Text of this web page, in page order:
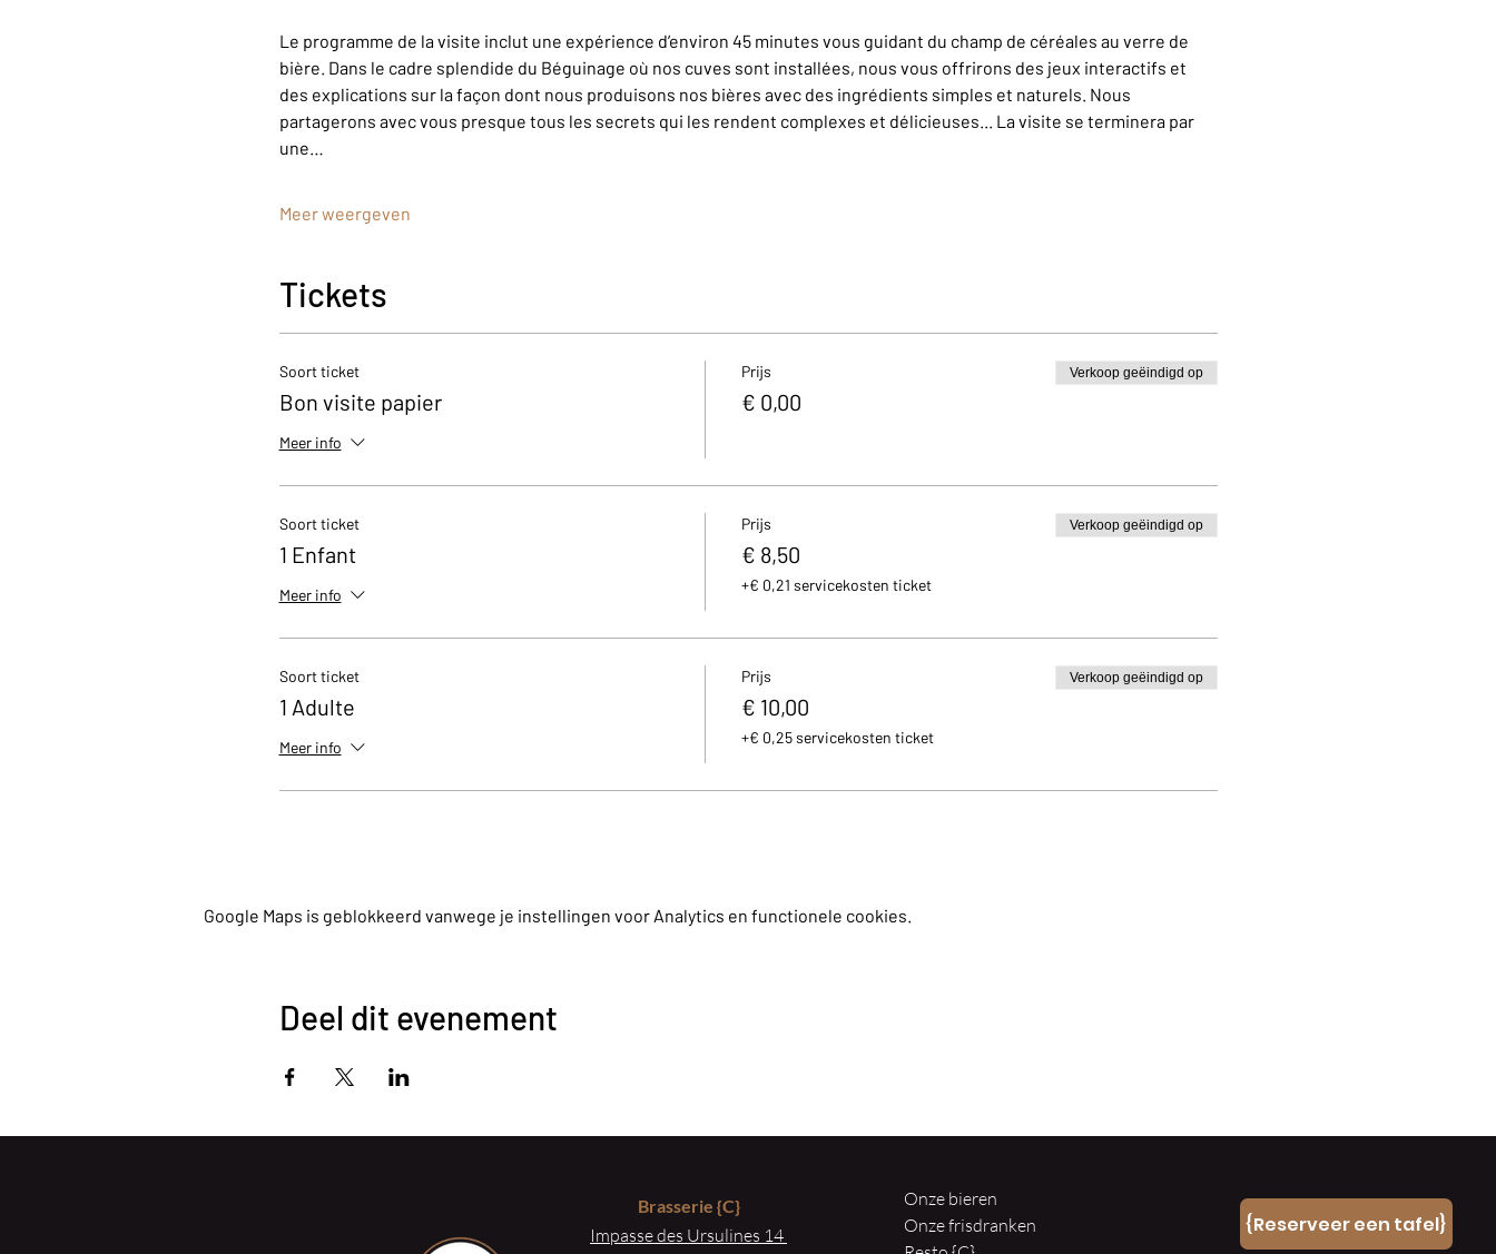
Le programme de la visite inclut une expérience d’environ 45 minutes vous guidant du champ de céréales au verre de
bière. Dans le cadre splendide du Béguinage où nos cuves sont installées, nous vous offrirons des jeux interactifs et
des explications sur la façon dont nous produisons nos bières avec des ingrédients simples et naturels. Nous
partagerons avec vous presque tous les secrets qui les rendent complexes et délicieuses... La visite se terminera par
une…
Meer weergeven
Tickets
Soort ticket
Bon visite papier
Meer info
Prijs
€ 0,00
Verkoop geëindigd op
Soort ticket
1 Enfant
Meer info
Prijs
€ 8,50
+€ 0,21 servicekosten ticket
Verkoop geëindigd op
Soort ticket
1 Adulte
Meer info
Prijs
€ 10,00
+€ 0,25 servicekosten ticket
Verkoop geëindigd op
Google Maps is geblokkeerd vanwege je instellingen voor Analytics en functionele cookies.
Deel dit evenement
Brasserie{C}
Impasse des Ursulines 14
Onze bieren
Onze frisdranken
{Reserveer een tafel}